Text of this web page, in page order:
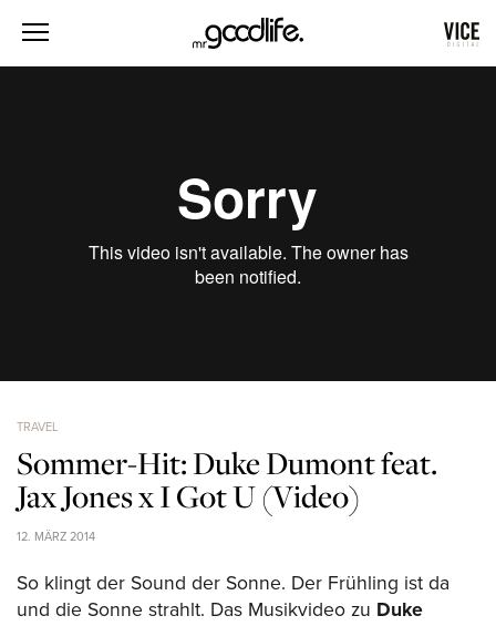
TRAVEL
Sommer-Hit: Duke Dumont feat.
Jax Jones x I Got U (Video)
12. MÄRZ 2014
So klingt der Sound der Sonne. Der Frühling ist da
und die Sonne strahlt. Das Musikvideo zu Duke